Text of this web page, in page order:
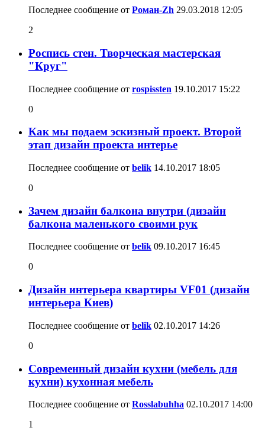
Последнее сообщение от Роман-Zh 29.03.2018 12:05
2
Роспись стен. Творческая мастерская
"Круг"
Последнее сообщение от rospissten 19.10.2017 15:22
0
Как мы подаем эскизный проект. Второй
этап дизайн проекта интерье
Последнее сообщение от belik 14.10.2017 18:05
0
Зачем дизайн балкона внутри (дизайн
балкона маленького своими рук
Последнее сообщение от belik 09.10.2017 16:45
0
Дизайн интерьера квартиры VF01 (дизайн
интерьера Киев)
Последнее сообщение от belik 02.10.2017 14:26
0
Современный дизайн кухни (мебель для
кухни) кухонная мебель
Последнее сообщение от Rosslabuhha 02.10.2017 14:00
1